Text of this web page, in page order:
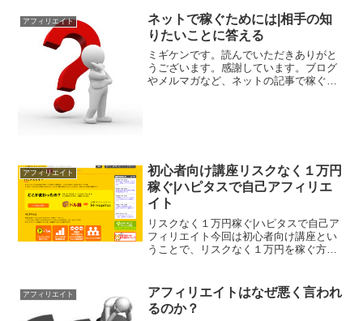
アフィリエイト
ネットで稼ぐためには|相手の知
りたいことに答える
ミギケンです。読んでいただきありがと
うございます。感謝しています。ブログ
やメルマガなど、ネットの記事で稼ぐ場
アフィリエイト
初心者向け講座リスクなく１万円
稼ぐ|ハピタスで自己アフィリエ
イト
リスクなく１万円稼ぐ|ハピタスで自己ア
フィリエイト今回は初心者向け講座とい
うことで、リスクなく１万円を稼ぐ方法
い。自己アフィリエイトとは自分で購入
や申し込みするこ...
アフィリエイト
アフィリエイトはなぜ悪く言われ
るのか？